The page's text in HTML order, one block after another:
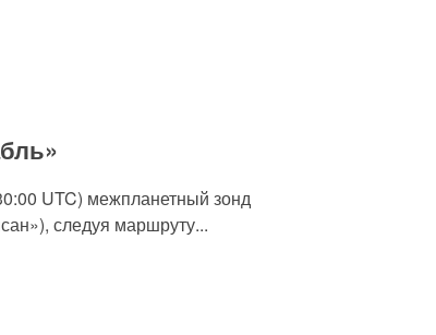
UTC) межпланетный зонд
следуя маршруту...